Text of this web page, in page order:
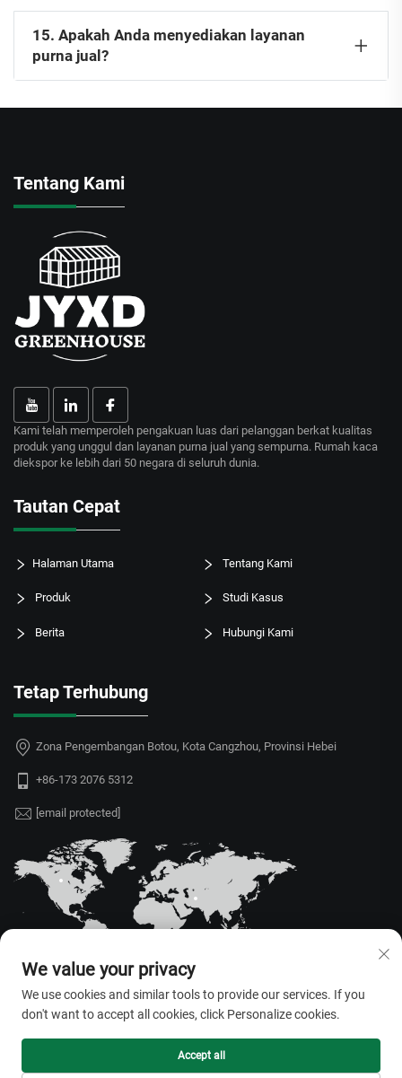
15. Apakah Anda menyediakan layanan
purna jual?
Tentang Kami
Kami telah memperoleh pengakuan luas dari pelanggan berkat kualitas
produk yang unggul dan layanan purna jual yang sempurna. Rumah kaca
diekspor ke lebih dari 50 negara di seluruh dunia.
Tautan Cepat
Halaman Utama Tentang Kami
Produk Studi Kasus
Berita Hubungi Kami
Tetap Terhubung
Zona Pengembangan Botou, Kota Cangzhou, Provinsi Hebei
+86-173 2076 5312
[email protected]
We value your privacy
We use cookies and similar tools to provide our services. If you
don't want to accept all cookies, click Personalize cookies.
Accept all